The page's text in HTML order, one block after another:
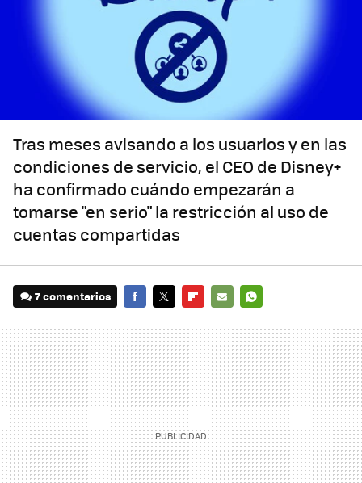
Tras meses avisando a los usuarios y en las
condiciones de servicio, el CEO de Disney+
ha confirmado cuándo empezarán a
tomarse "en serio" la restricción al uso de
cuentas compartidas
7 comentarios
MAIL